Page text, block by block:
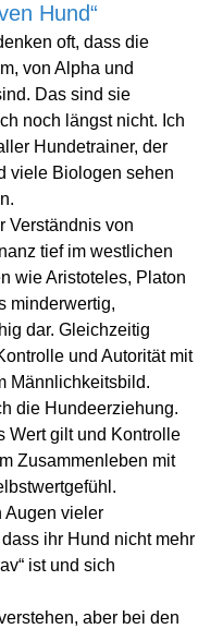
Hund“
oft, dass die
von Alpha und
Das sind sie
noch längst nicht. Ich
Hundetrainer, der
viele Biologen sehen
Verständnis von
tief im westlichen
wie Aristoteles, Platon
minderwertig,
dar. Gleichzeitig
und Autorität mit
Männlichkeitsbild.
die Hundeerziehung.
Wert gilt und Kontrolle
Zusammenleben mit
Augen vieler
ihr Hund nicht mehr
ist und sich
aber bei den